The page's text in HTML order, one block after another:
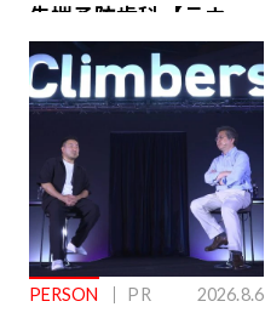
先端予防歯科【ラウン
ジ会員特典あり】
PERSON PR 2026.8.6